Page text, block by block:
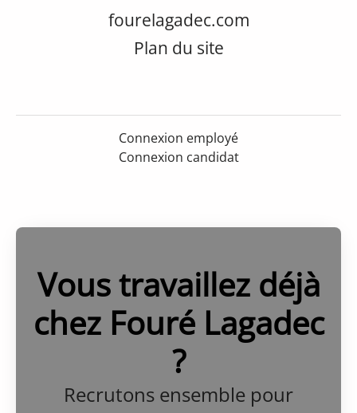
fourelagadec.com
Plan du site
Connexion employé
Connexion candidat
Vous travaillez déjà
chez Fouré Lagadec
?
Recrutons ensemble pour